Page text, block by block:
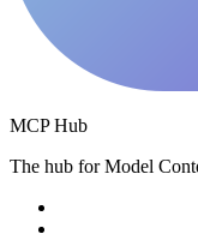
MCP Hub
The hub for Model